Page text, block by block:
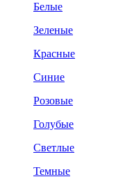
Белые
Зеленые
Красные
Синие
Розовые
Голубые
Светлые
Темные